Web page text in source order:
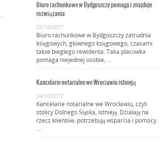
Biuro rachunkowe w Bydgoszczy pomaga i znajduje
rozwiązania
25/10/2017
Biuro rachunkowe w Bydgoszczy zatrudnia
księgowych, głównego księgowego, czasami
także biegłego rewidenta. Taka placówka
pomaga niejednej osobie, …
Kancelarie notarialne we Wrocławiu istnieją
24/10/2017
Kancelarie notarialne we Wrocławiu, czyli
stolicy Dolnego Śląska, istnieją. Działają na
rzecz klientów, potrzebują wsparcia i pomocy.
…